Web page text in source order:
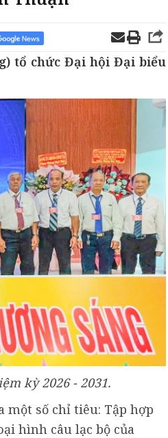
tổ chức Đại hội Đại biểu
kỳ 2026 - 2031.
một số chỉ tiêu: Tập hợp
hình câu lạc bộ của